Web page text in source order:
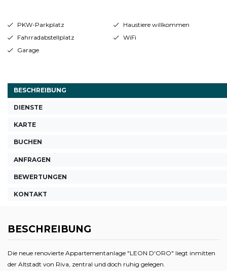
PKW-Parkplatz
Haustiere willkommen
Fahrradabstellplatz
WiFi
Garage
BESCHREIBUNG
DIENSTE
KARTE
BUCHEN
ANFRAGEN
BEWERTUNGEN
KONTAKT
BESCHREIBUNG
Die neue renovierte Appartementanlage "LEON D'ORO" liegt inmitten
der Altstadt von Riva, zentral und doch ruhig gelegen.